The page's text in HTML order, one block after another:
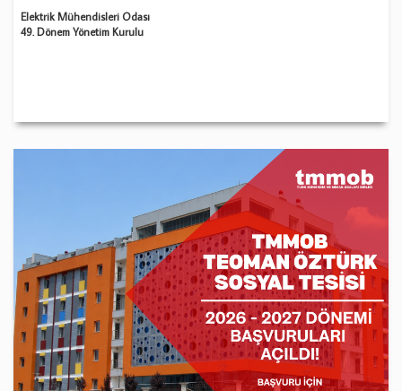
Elektrik Mühendisleri Odası
49. Dönem Yönetim Kurulu